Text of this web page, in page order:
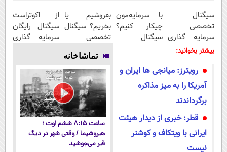
سیگنال
تخصصی
سرمایه گذاری
دریافت کن |
با سرمایه‌مون
چیکار کنیم؟
سیگنال
بفروشیم یا
بخریم؟ سیگنال
تخصصی
دریافت کن (
اشتراک رایگان )
از اکوتراست
سیگنال رایگان
سرمایه گذاری
بیشتر بخوانید:
رویترز: میانجی ها ایران و
آمریکا را به میز مذاکره
برگرداندند
قطر: خبری از دیدار هیئت
ایرانی با ویتکاف و کوشنر
نیست
تماشاخانه
ساعت ۸:۱۵ ششم اوت ؛
هیروشیما / وقتی شهر در دیگ
قیر می‌جوشید